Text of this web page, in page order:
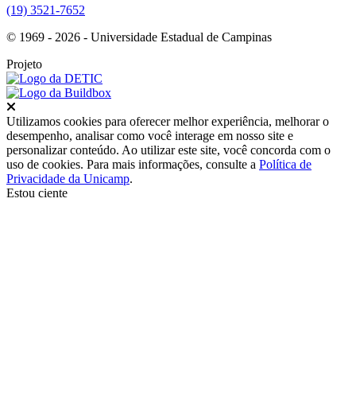
(19) 3521-7652
© 1969 - 2026 - Universidade Estadual de Campinas
Projeto
Utilizamos cookies para oferecer melhor experiência, melhorar o
desempenho, analisar como você interage em nosso site e
personalizar conteúdo. Ao utilizar este site, você concorda com o
uso de cookies. Para mais informações, consulte a Política de
Privacidade da Unicamp.
Estou ciente